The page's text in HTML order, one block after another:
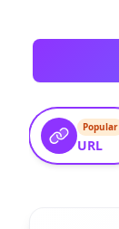
Popular
URL